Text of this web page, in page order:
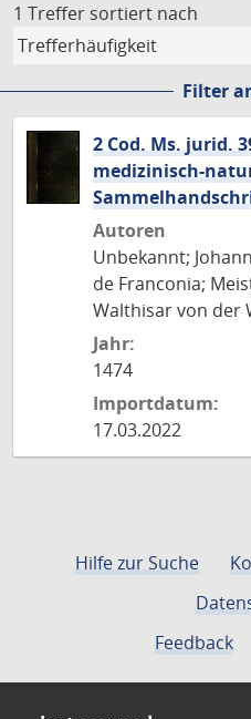
1 Treffer sortiert nach
Filter
2 Cod. Ms. jurid.
medizinisch-
Autoren
Unbekannt;
de Franconia;
Walthisar von der
Jahr:
1474
Importdatum:
17.03.2022
Hilfe zur Suche
Feedback